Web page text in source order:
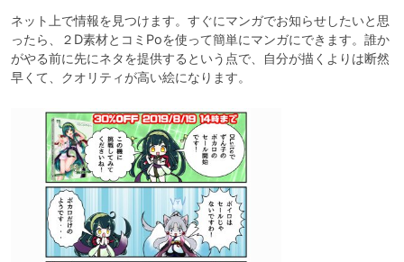
ネット上で情報を見つけます。すぐにマンガでお知らせしたいと思
ったら、２D素材とコミPoを使って簡単にマンガにできます。誰か
がやる前に先にネタを提供するという点で、自分が描くよりは断然
早くて、クオリティが高い絵になります。